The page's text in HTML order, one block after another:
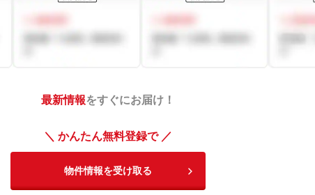
最新情報をすぐにお届け！
＼ かんたん無料登録で ／
物件情報を受け取る